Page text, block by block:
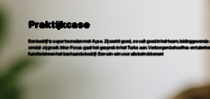
Praktijkcase
Een bedrijf is super tevreden met Ayse. Zij werkt goed, ze valt goed in het team,
omdat zij groeit. Inter-Focus gaat het gesprek in het Turks aan. Verborgen behoeftes en
functie binnen het bestaande bedrijf. Een win-win voor alle betrokkenen!